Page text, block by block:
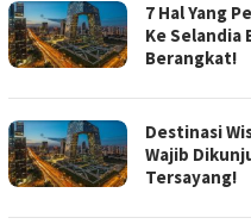
7 Hal Yang
Ke Selandia
Berangkat!
Destinasi
Wajib
Tersayang!